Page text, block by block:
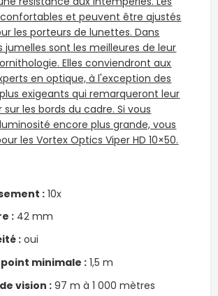
et peuvent être ajustés
les porteurs de lunettes. Dans
jumelles sont les meilleures de leur
Elles conviendront aux
en optique, à l'exception des
exigeants qui remarqueront leur
les bords du cadre. Si vous
encore plus grande, vous
les Vortex Optics Viper HD 10×50.
: 10x
: 42 mm
: oui
point minimale : 1,5 m
vision : 97 m à 1 000 mètres